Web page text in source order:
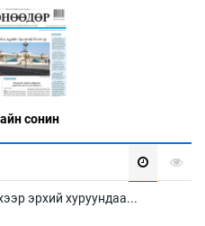
сонин
эрхий хуруундаа...